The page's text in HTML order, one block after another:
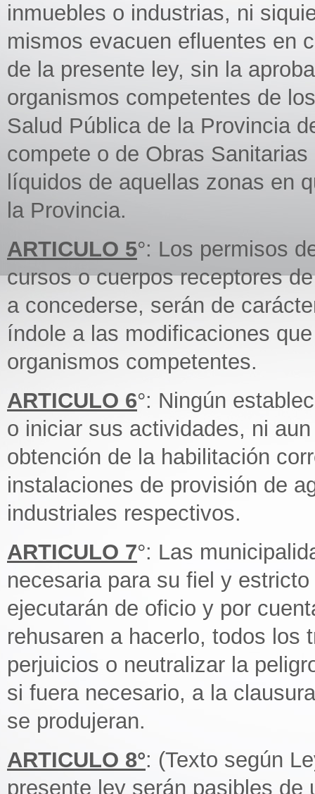
inmuebles o industrias, ni
mismos evacuen efluentes en
de la presente ley, sin la
organismos competentes de
Salud Pública de la Provincia
compete o de Obras
líquidos de aquellas zonas en
la Provincia.
ARTICULO 5°: Los permisos
cursos o cuerpos receptores
a concederse, serán de
índole a las modificaciones
organismos competentes.
ARTICULO 6°: Ningún
o iniciar sus actividades, ni
obtención de la habilitación
instalaciones de provisión de
industriales respectivos.
ARTICULO 7°: Las
necesaria para su fiel y
ejecutarán de oficio y por
rehusaren a hacerlo, todos los
perjuicios o neutralizar la
si fuera necesario, a la
se produjeran.
ARTICULO 8°: (Texto según
presente ley serán pasibles